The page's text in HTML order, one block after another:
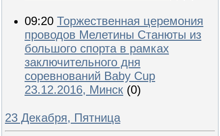
09:20 Торжественная церемония
проводов Мелетины Станюты из
большого спорта в рамках
заключительного дня
соревнований Baby Cup
23.12.2016, Минск (0)
23 Декабря, Пятница